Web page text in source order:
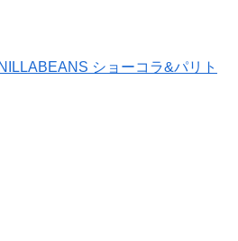
ショーコラ&パリト